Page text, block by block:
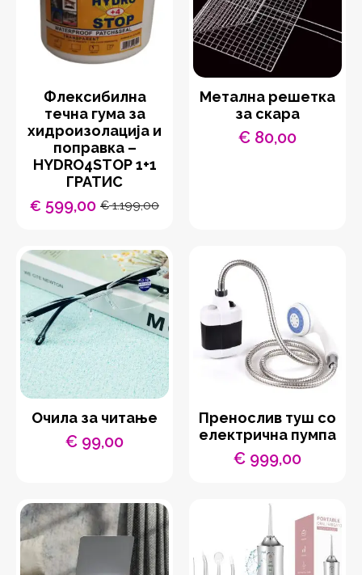
Флексибилна
течна гума за
хидроизолација и
поправка –
HYDRO4STOP 1+1
ГРАТИС
€1.199,00
Original
was:
€ 1.199,00.
€ 599,00Current
is:
€ 599,00.
Метална решетка
за скара
€ 80,00
Очила за читање
€ 99,00
Пренослив туш со
електрична пумпа
€ 999,00